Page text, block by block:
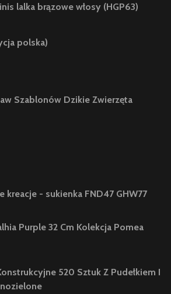
lalka brązowe włosy (HGP63)
polska)
Szablonów Dzikie Zwierzęta
kreacje - sukienka FND47 GHW77
Purple 32 Cm Kolekcja Pomea
520 Sztuk Z Pudełkiem I